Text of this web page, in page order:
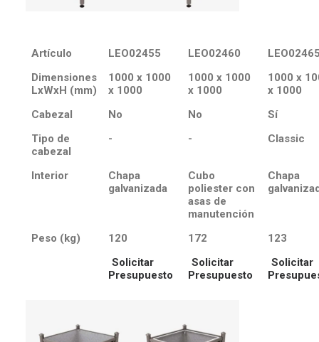
Artículo LEO02455 LEO02460
Dimensiones
LxWxH (mm)
1000 x 1000
x 1000
1000 x 1000
x 1000
1000 x
x 1000
Cabezal
No No
Sí
Tipo de
cabezal
- - Classic
Interior
Chapa
galvanizada
Cubo
poliester con
asas de
manutención
Chapa
Peso (kg) 120 172
123
Solicitar
Presupuesto
Solicitar
Presupuesto
Solicitar